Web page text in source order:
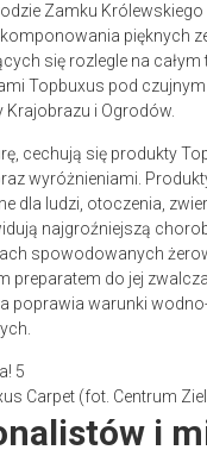
Zamku Królewskiego
pięknych
się rozlegle na
Topbuxus pod
Krajobrazu i Ogrodów.
cechują się produkty
wyróżnieniami.
dla ludzi, otoczenia,
najgroźniejszą
spowodowanych
preparatem do jej
poprawia warunki
Carpet (fot. Centrum
i